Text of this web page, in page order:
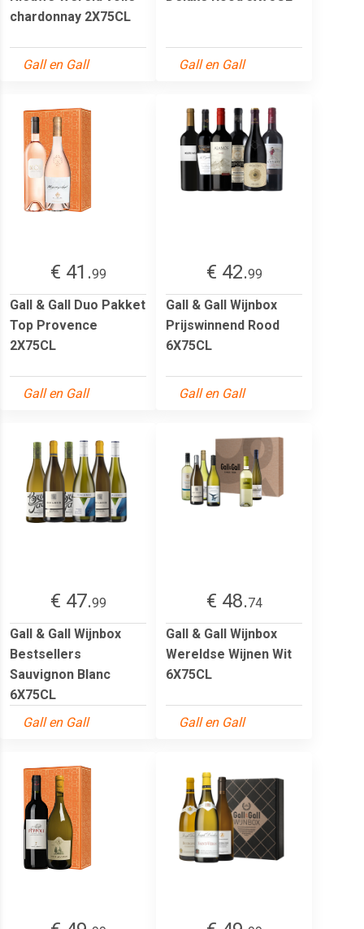
chardonnay 2X75CL
Gall en Gall Gall en Gall
€ 41.99
Gall & Gall Duo Pakket
Top Provence
2X75CL
Gall en Gall
€ 42.99
Gall & Gall Wijnbox
Prijswinnend Rood
6X75CL
Gall en Gall
€ 47.99
Gall & Gall Wijnbox
Bestsellers
Sauvignon Blanc
6X75CL
Gall en Gall
€ 48.74
Gall & Gall Wijnbox
Wereldse Wijnen Wit
6X75CL
Gall en Gall